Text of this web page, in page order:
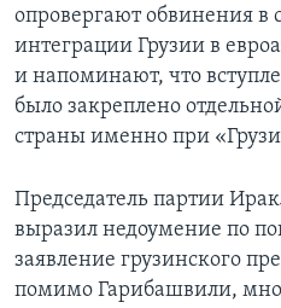
опровергают обвинения в
интеграции Грузии в
и напоминают, что
было закреплено
страны именно при
Председатель партии
выразил недоумение по
заявление грузинского
помимо Гарибашвили,